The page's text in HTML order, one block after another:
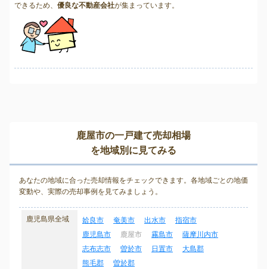
できるため、 優良な不動産会社が集まっています。
鹿屋市の一戸建て売却相場
を地域別に見てみる
あなたの地域に合った売却情報をチェックできます。各地域ごとの地価
変動や、実際の売却事例を見てみましょう。
鹿児島県全域 姶良市 奄美市 出水市
指宿市
鹿児島市
鹿屋市 霧島市
薩摩川内市
志布志市
曽於市 日置市
大島郡
熊毛郡
曽於郡